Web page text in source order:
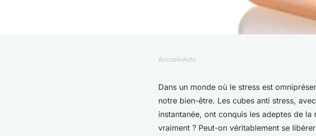
Cube anti stress : Détendez-
toute simplicité
Accueil›Actu
Dans un monde où le stress est
notre bien-être. Les cubes anti stress,
instantanée, ont conquis les adeptes de
vraiment ? Peut-on véritablement se